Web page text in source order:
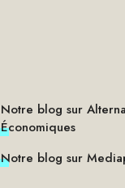
Notre blog sur
Économiques
Notre blog sur